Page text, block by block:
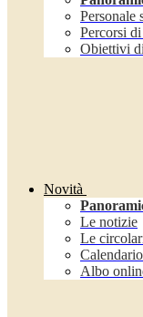
Personale
Percorsi
Obiettivi
Novità
Le notizie
Le
Albo